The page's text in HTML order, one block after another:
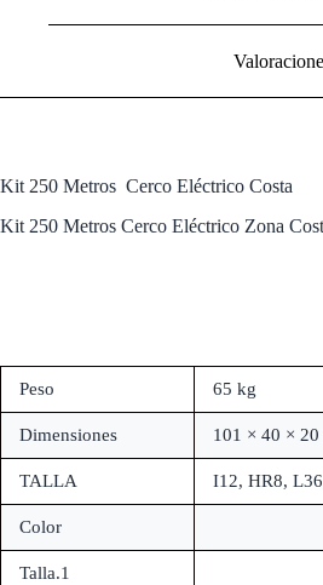
Kit 250 Metros Cerco Eléctrico Costa
Kit 250 Metros Cerco Eléctrico Zona
Peso 65 kg
Dimensiones 101 × 40 × 20
TALLA I12, HR8,
Color
Talla.1